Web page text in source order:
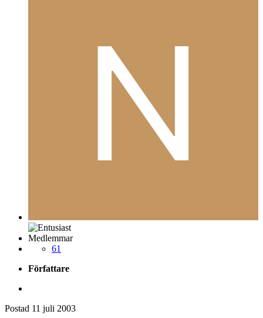
Medlemmar
61
Författare
Postad 11 juli 2003